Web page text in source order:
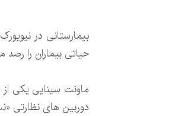
حیاتی بیماران را
ماونت سینایی یکی از
دوربین های نظارتی